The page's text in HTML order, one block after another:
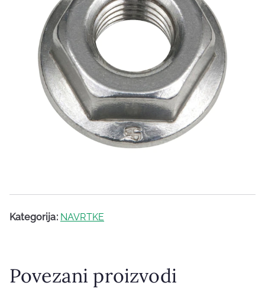
Kategorija: NAVRTKE
Povezani proizvodi